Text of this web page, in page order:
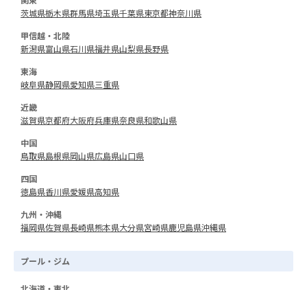
茨城県栃木県群馬県埼玉県千葉県東京都神奈川県
甲信越・北陸
新潟県富山県石川県福井県山梨県長野県
東海
岐阜県静岡県愛知県三重県
近畿
滋賀県京都府大阪府兵庫県奈良県和歌山県
中国
鳥取県島根県岡山県広島県山口県
四国
徳島県香川県愛媛県高知県
九州・沖縄
福岡県佐賀県長崎県熊本県大分県宮崎県鹿児島県沖縄県
プール・ジム